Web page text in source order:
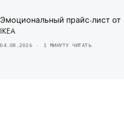
Эмоциональный прайс-лист от
IKEA
04.08.2026 1 МИНУТУ ЧИТАТЬ